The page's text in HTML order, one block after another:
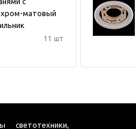
хром-матовый
11 шт